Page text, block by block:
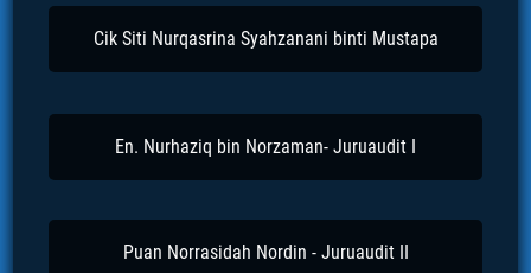
Cik Siti Nurqasrina Syahzanani binti Mustapa
En. Nurhaziq bin Norzaman- Juruaudit I
Puan Norrasidah Nordin - Juruaudit II